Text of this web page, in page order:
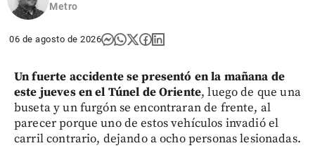
Metro
06 de agosto de 2026
Un fuerte accidente se presentó en la mañana de
este jueves en el Túnel de Oriente, luego de que una
buseta y un furgón se encontraran de frente, al
parecer porque uno de estos vehículos invadió el
carril contrario, dejando a ocho personas lesionadas.